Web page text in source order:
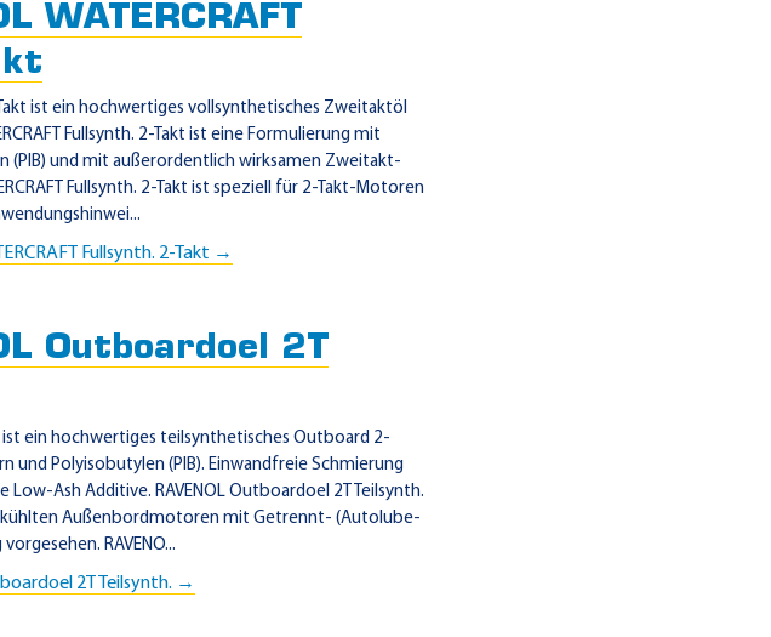
WATERCRAFT
Takt ist ein hochwertiges vollsynthetisches Zweitaktöl
Fullsynth. 2-Takt ist eine Formulierung mit
(PIB) und mit außerordentlich wirksamen Zweitakt-
Fullsynth. 2-Takt ist speziell für 2-Takt-Motoren
Fullsynth. 2-Takt →
Outboardoel 2T
ist ein hochwertiges teilsynthetisches Outboard 2-
und Polyisobutylen (PIB). Einwandfreie Schmierung
Ash Additive. RAVENOL Outboardoel 2T Teilsynth.
Außenbordmotoren mit Getrennt- (Autolube-
RAVENO...
2T Teilsynth. →